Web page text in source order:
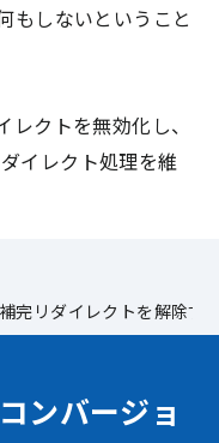
もしないということ
クトを無効化し、
イレクト処理を維
完リダイレクトを解除す
ンバージョ